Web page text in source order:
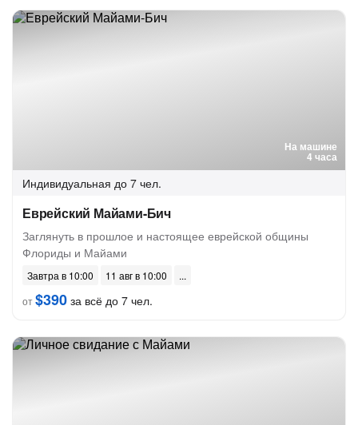
На машине
4 часа
Индивидуальная до 7 чел.
Еврейский Майами-Бич
Заглянуть в прошлое и настоящее еврейской общины
Флориды и Майами
Завтра в 10:00
11 авг в 10:00
от$390 за всё до 7 чел.